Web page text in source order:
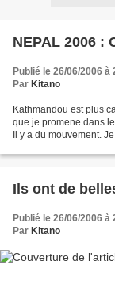
NEPAL 2006 :
Publié le 26/06/2006 à
Par Kitano
Kathmandou est plus
que je promene dans
Il y a du mouvement.
Ils ont de
Publié le 26/06/2006 à
Par Kitano